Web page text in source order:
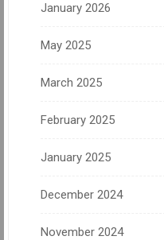
January 2026
May 2025
March 2025
February 2025
January 2025
December 2024
November 2024